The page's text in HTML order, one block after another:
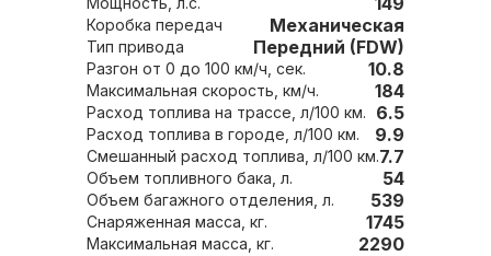
Коробка передач Механическая
Тип привода Передний (FDW)
Разгон от 0 до 100 км/ч, сек. 10.8
Максимальная скорость, км/ч. 184
Расход топлива на трассе, л/100 км. 6.5
Расход топлива в городе, л/100 км. 9.9
Смешанный расход топлива, л/100 км.7.7
Объем топливного бака, л. 54
Объем багажного отделения, л. 539
Снаряженная масса, кг. 1745
Максимальная масса, кг. 2290